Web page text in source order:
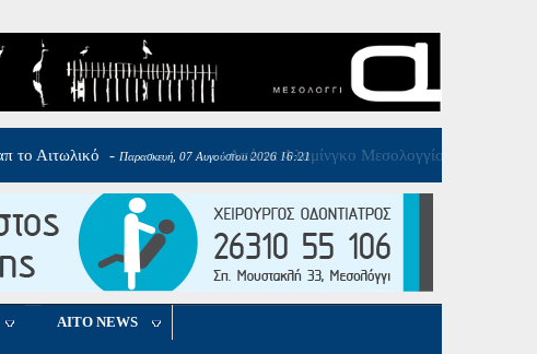
AITO NEWS